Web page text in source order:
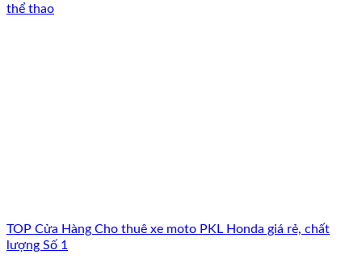
thể thao
TOP Cửa Hàng Cho thuê xe moto PKL Honda giá rẻ, chất
lượng Số 1